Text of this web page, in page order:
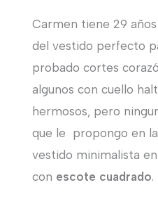
Carmen tiene 29
del vestido perfecto
probado cortes
algunos con cuello
hermosos, pero
que le propongo en
vestido minimalista
con escote cuadrado.